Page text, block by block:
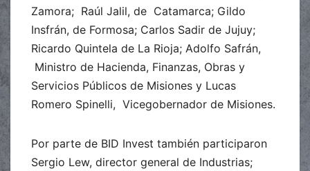
Zamora; Raúl Jalil, de Catamarca; Gildo
Insfrán, de Formosa; Carlos Sadir de Jujuy;
Ricardo Quintela de La Rioja; Adolfo Safrán,
Ministro de Hacienda, Finanzas, Obras y
Servicios Públicos de Misiones y Lucas
Romero Spinelli, Vicegobernador de Misiones.
Por parte de BID Invest también participaron
Sergio Lew, director general de Industrias;